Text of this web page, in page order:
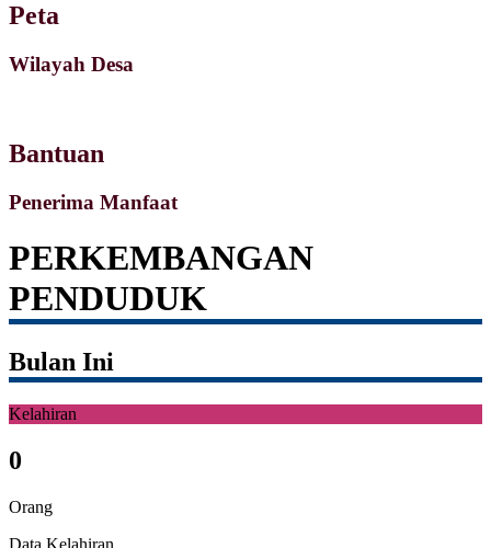
Peta
Wilayah Desa
Bantuan
Penerima Manfaat
PERKEMBANGAN
PENDUDUK
Bulan Ini
Kelahiran
0
Orang